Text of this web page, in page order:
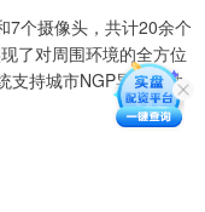
7个摄像头，共计20余个
了对周围环境的全方位
支持城市NGP导航辅助